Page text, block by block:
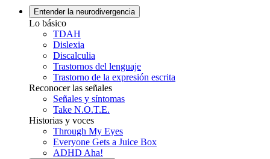
Entender la neurodivergencia
Lo básico
TDAH
Dislexia
Discalculia
Trastornos del lenguaje
Trastorno de la expresión escrita
Reconocer las señales
Señales y síntomas
Take N.O.T.E.
Historias y voces
Through My Eyes
Everyone Gets a Juice Box
ADHD Aha!